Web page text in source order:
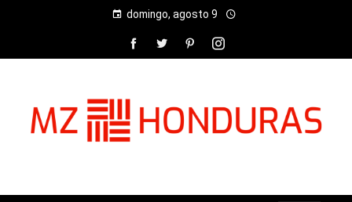
domingo, agosto 9